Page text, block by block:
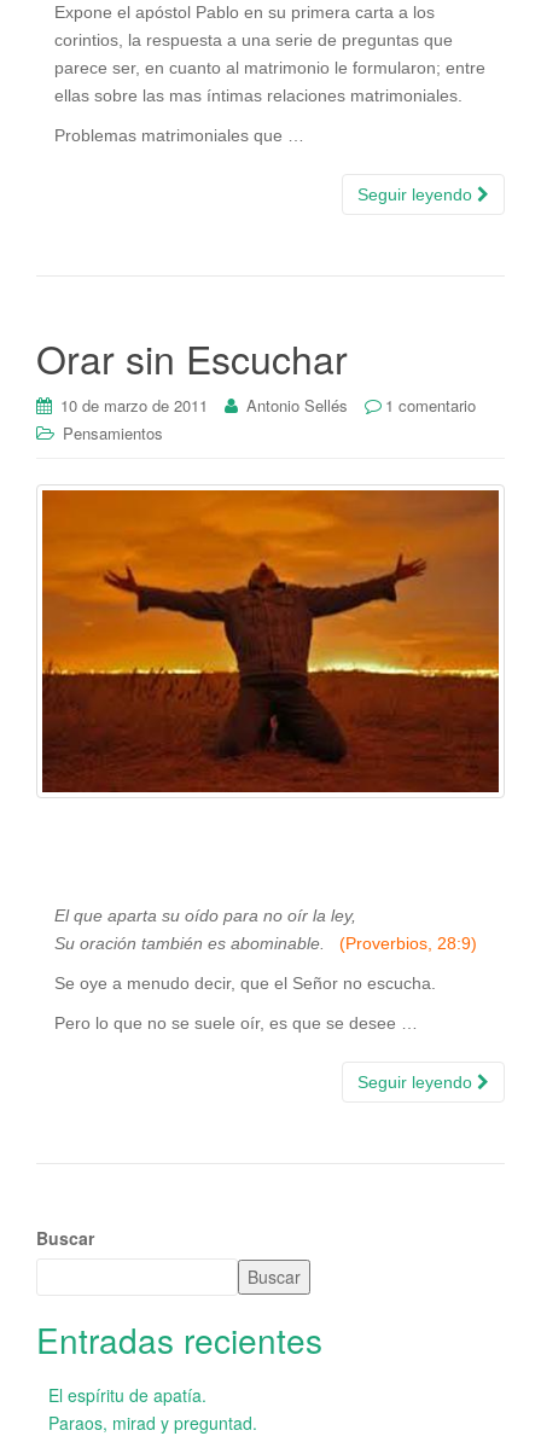
Expone el apóstol Pablo en su primera carta a los
corintios, la respuesta a una serie de preguntas que
parece ser, en cuanto al matrimonio le formularon; entre
ellas sobre las mas íntimas relaciones matrimoniales.
Problemas matrimoniales que …
Seguir leyendo
Orar sin Escuchar
10 de marzo de 2011 Antonio Sellés
1 comentario
Pensamientos
El que aparta su oído para no oír la ley,
Su oración también es abominable.
(Proverbios, 28:9)
Se oye a menudo decir, que el Señor no escucha.
Pero lo que no se suele oír, es que se desee …
Seguir leyendo
Buscar
Buscar
Entradas recientes
El espíritu de apatía.
Paraos, mirad y preguntad.